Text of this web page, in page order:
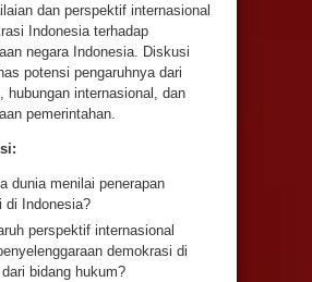
dan perspektif internasional
Indonesia terhadap
negara Indonesia. Diskusi
potensi pengaruhnya dari
hubungan internasional, dan
pemerintahan.
dunia menilai penerapan
di Indonesia?
perspektif internasional
demokrasi di
dari bidang hukum?